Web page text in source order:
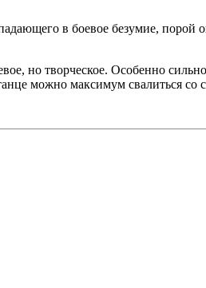
в боевое безумие, порой
но творческое. Особенно
можно максимум свалиться